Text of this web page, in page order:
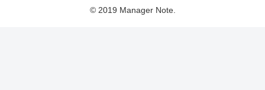
© 2019 Manager Note.